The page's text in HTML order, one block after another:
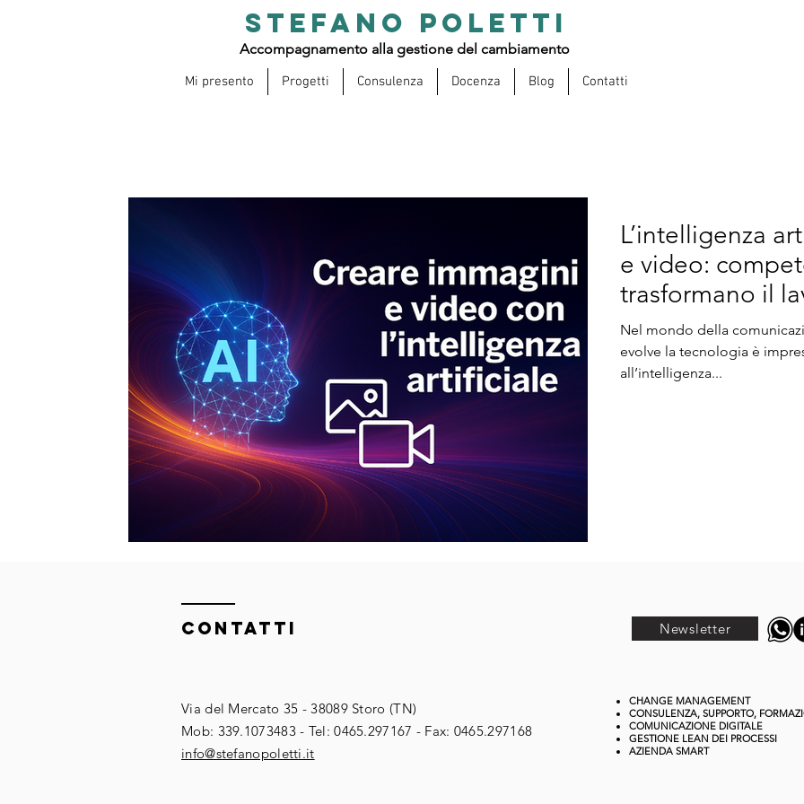
STEFANO POLETTI
Accompagnamento alla gestione del cambiamento
Mi presento Progetti Consulenza Docenza Blog Contatti
L’intelligenza
e video:
trasformano il
Nel mondo della
evolve la tecnologia è
all’intelligenza...
ContaTTI
Via del Mercato 35 - 38089 Storo (TN)
​​Mob: 339.1073483 - Tel: 0465.297167 - Fax: 0465.297168
​info@stefanopoletti.it
Newsletter
CHANGE MANAGEMENT
CONSULENZA, SUPPORTO,
COMUNICAZIONE DIGITALE
GESTIONE LEAN DEI PROCESSI
AZIENDA SMART